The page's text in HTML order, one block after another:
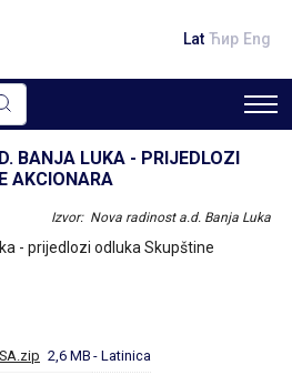
Lat Ћир Eng
BANJA LUKA - PRIJEDLOZI
AKCIONARA
Izvor: Nova radinost a.d. Banja Luka
- prijedlozi odluka Skupštine
2,6 MB - Latinica